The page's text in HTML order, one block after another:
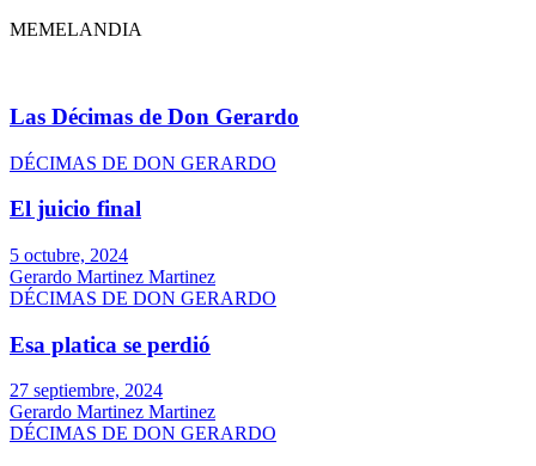
MEMELANDIA
Las Décimas de Don Gerardo
DÉCIMAS DE DON GERARDO
El juicio final
5 octubre, 2024
Gerardo Martinez Martinez
DÉCIMAS DE DON GERARDO
Esa platica se perdió
27 septiembre, 2024
Gerardo Martinez Martinez
DÉCIMAS DE DON GERARDO